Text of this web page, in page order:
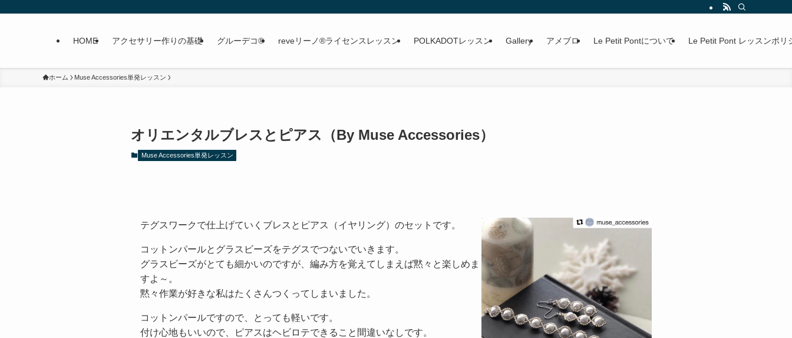
HOME アクセサリー作りの基礎 グルーデコ® reveリーノ®ライセンスレッスン POLKADOTレッスン Gallery アメブロ Le Petit Pontについて Le Petit Pont レッスンポリ
ホーム Muse Accessories単発レッスン
オリエンタルブレスとピアス（By Muse Accessories）
Muse Accessories単発レッスン
テグスワークで仕上げていくブレスとピアス（イヤリング）のセットです。
コットンパールとグラスビーズをテグスでつないでいきます。
グラスビーズがとても細かいのですが、編み方を覚えてしまえば黙々と楽しめま
すよ～。
黙々作業が好きな私はたくさんつくってしまいました。
コットンパールですので、とっても軽いです。
付け心地もいいので、ピアスはヘビロテできること間違いなしです。